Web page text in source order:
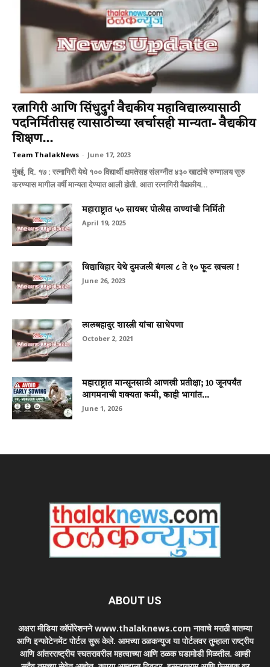
रत्नागिरी आणि सिंधुदुर्ग वैद्यकीय महाविद्यालयासाठी
पदनिर्मितीसह त्यासाठीच्या खर्चासही मान्यता- वैद्यकीय
शिक्षण...
Team ThalakNews - June 17, 2023
मुंबई, दि. १७ : रत्नागिरी येथे १०० विद्यार्थी क्षमतेसह संलग्नीत ४३० खाटांचे रुग्णालय सुरु
करण्यास मागील वर्षी मान्यता देण्यात आली होती. आता रत्नागिरी वैद्यकीय...
महाराष्ट्रात ५० सायबर पोलीस ठाण्यांची निर्मिती
April 19, 2025
विद्याविहार येथे दुमजली बंगला ८ ते १० फूट खचला !
June 26, 2023
लालबहादुर शास्त्री यांचा साधेपणा
October 2, 2021
महाराष्ट्रात मान्सूनसाठी आणखी प्रतीक्षा; 10 जूनपर्यंत
आगमनाची शक्यता कमी, काही भागांत...
June 1, 2026
ABOUT US
अक्षरा मीडिया कॉर्पोरेशनने www.thalaknews.com नावाचे मराठी बातम्या
आणि इन्फोटेनमेंट पोर्टल सुरू केले. आमच्या ठळकन्युज या पोर्टलवर तुम्हाला राष्ट्रीय
आणि आंतरराष्ट्रीय स्घतरावरील महत्वाच्या आणि ठळक घडामोडी मिळतील. आम्ही